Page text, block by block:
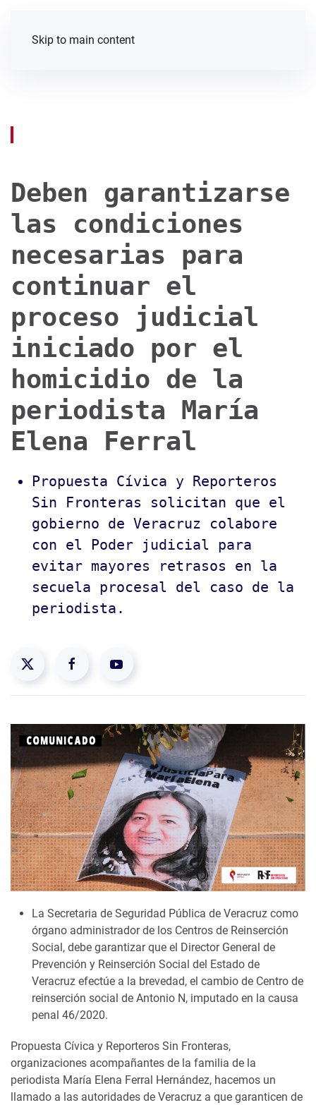
Skip to main content
Deben garantizarse
las condiciones
necesarias para
continuar el
proceso judicial
iniciado por el
homicidio de la
periodista María
Elena Ferral
Propuesta Cívica y Reporteros
Sin Fronteras solicitan que el
gobierno de Veracruz colabore
con el Poder judicial para
evitar mayores retrasos en la
secuela procesal del caso de la
periodista.
La Secretaria de Seguridad Pública de Veracruz como
órgano administrador de los Centros de Reinserción
Social, debe garantizar que el Director General de
Prevención y Reinserción Social del Estado de
Veracruz efectúe a la brevedad, el cambio de Centro de
reinserción social de Antonio N, imputado en la causa
penal 46/2020.
Propuesta Cívica y Reporteros Sin Fronteras,
organizaciones acompañantes de la familia de la
periodista María Elena Ferral Hernández, hacemos un
llamado a las autoridades de Veracruz a que garanticen de